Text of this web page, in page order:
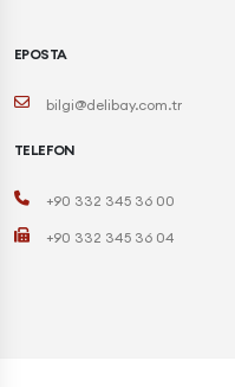
EPOSTA
bilgi@delibay.com.tr
TELEFON
+90 332 345 36 00
+90 332 345 36 04